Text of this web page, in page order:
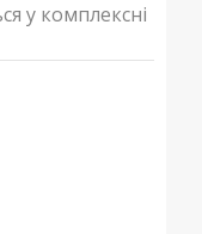
у комплексні